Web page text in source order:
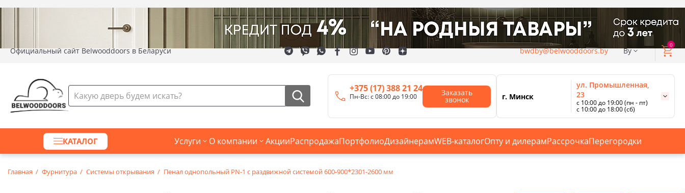
Официальный сайт Belwooddoors в Беларуси bwdby@belwooddoors.by By
0
+375 (17) 388 21 24
Пн-Вс: с 08:00 до 19:00 Заказать
звонок г. Минск
ул. Промышленная,
23
с 10:00 до 19:00 (пн - пт)
с 10:00 до 18:00 (сб)
с 10:00 до 18:00 (вс).
Смотреть все магазины
КАТАЛОГ Услуги О компании АкцииРаспродажаПортфолиоДизайнерамWEB-каталогОпту и дилерамРассрочкаПерегородки
Главная Фурнитура Системы открывания Пенал однопольный PN-1 с раздвижной системой 600-900*2301-2600 мм